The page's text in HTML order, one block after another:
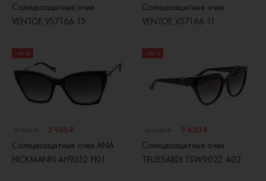
Солнцезащитные очки
VENTOE VS7166 15
Солнцезащитные очки
VENTOE VS7166 11
- 40 %
5 940 ₽
Солнцезащитные очки ANA
HICKMANN AH9352 H01
- 30 %
9 450 ₽
Солнцезащитные очки
TRUSSARDI TSW9022 A02